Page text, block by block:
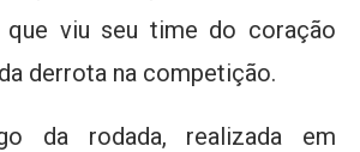
que viu seu time do coração
derrota na competição.
da rodada, realizada em